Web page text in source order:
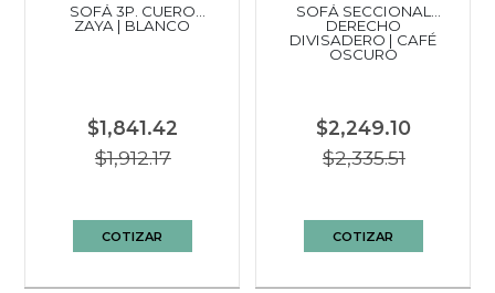
SOFÁ 3P. CUERO
ZAYA | BLANCO
$1,841.42
$1,912.17
COTIZAR
SOFÁ SECCIONAL
DERECHO
DIVISADERO | CAFÉ
OSCURO
$2,249.10
$2,335.51
COTIZAR